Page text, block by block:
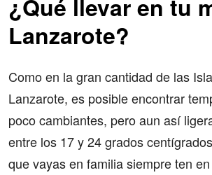
¿Qué llevar en tu
Lanzarote?
Como en la gran cantidad de las
Lanzarote, es posible encontrar
poco cambiantes, pero aun así
entre los 17 y 24 grados
que vayas en familia siempre ten